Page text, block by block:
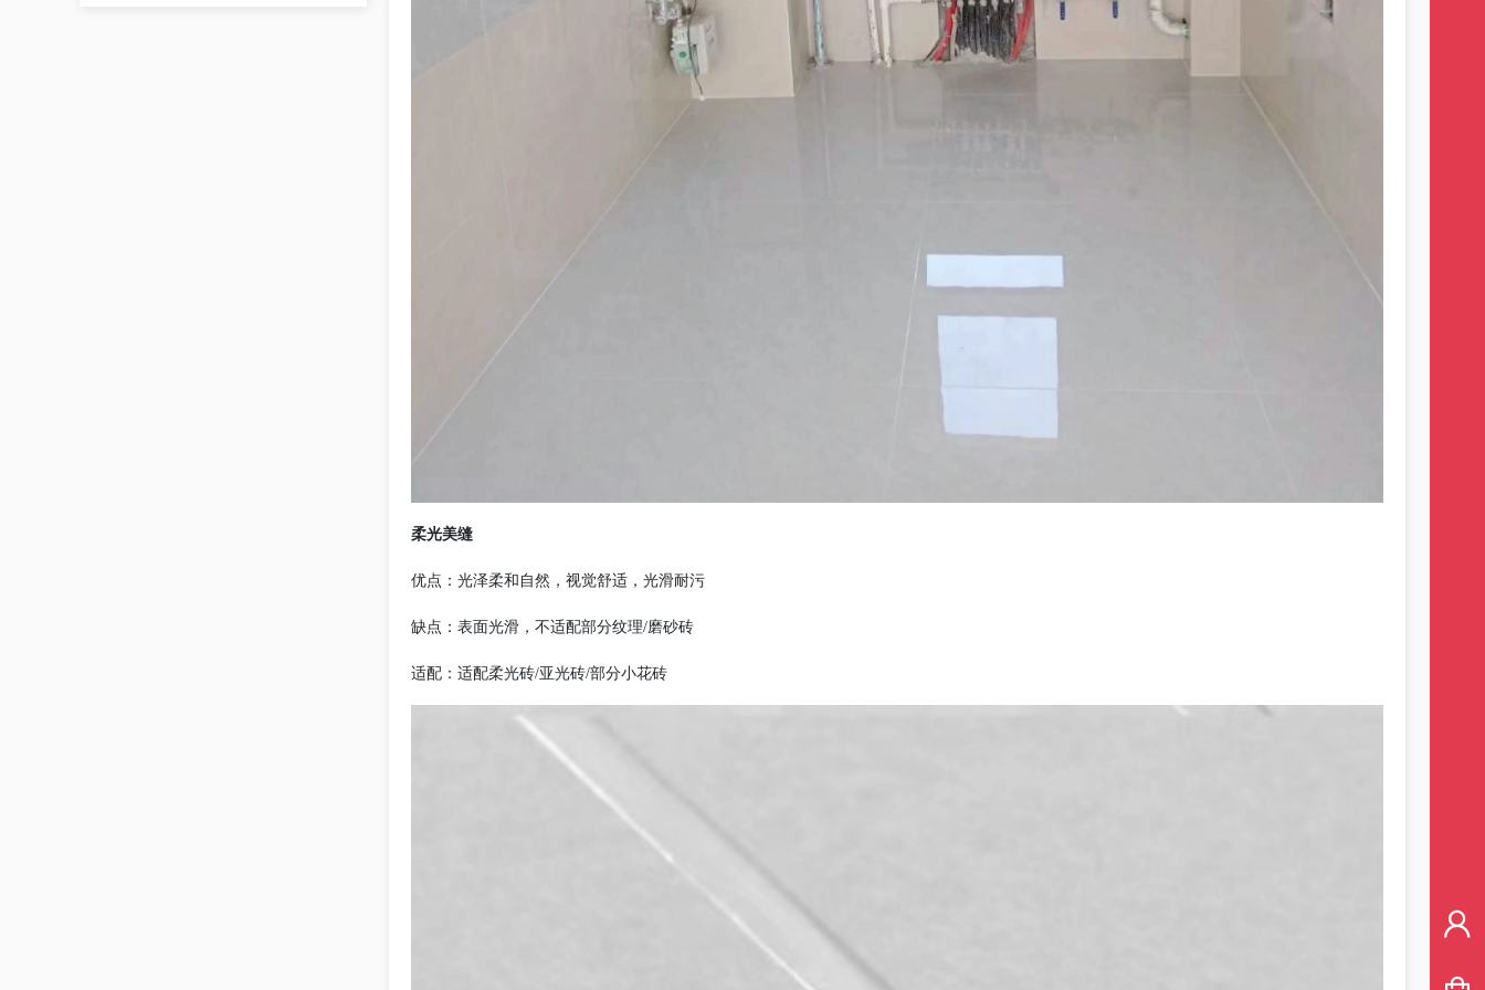
柔光美缝
优点：光泽柔和自然，视觉舒适，光滑耐污
缺点：表面光滑，不适配部分纹理/磨砂砖
适配：适配柔光砖/亚光砖/部分小花砖